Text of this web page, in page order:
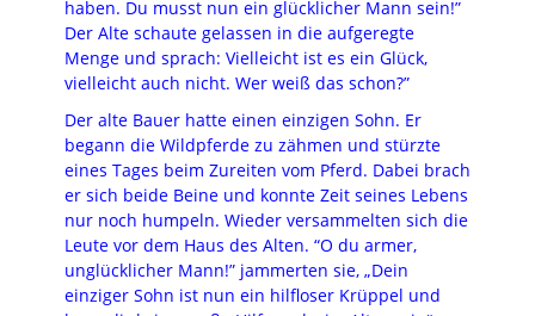
haben. Du musst nun ein glücklicher Mann sein!”
Der Alte schaute gelassen in die aufgeregte
Menge und sprach: Vielleicht ist es ein Glück,
vielleicht auch nicht. Wer weiß das schon?”
Der alte Bauer hatte einen einzigen Sohn. Er
begann die Wildpferde zu zähmen und stürzte
eines Tages beim Zureiten vom Pferd. Dabei brach
er sich beide Beine und konnte Zeit seines Lebens
nur noch humpeln. Wieder versammelten sich die
Leute vor dem Haus des Alten. “O du armer,
unglücklicher Mann!” jammerten sie, „Dein
einziger Sohn ist nun ein hilfloser Krüppel und